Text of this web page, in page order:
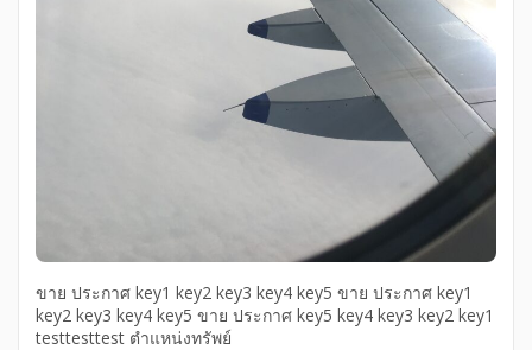
ขาย ประกาศ key1 key2 key3 key4 key5 ขาย ประกาศ key1
key2 key3 key4 key5 ขาย ประกาศ key5 key4 key3 key2 key1
testtesttest ตำแหน่งทรัพย์